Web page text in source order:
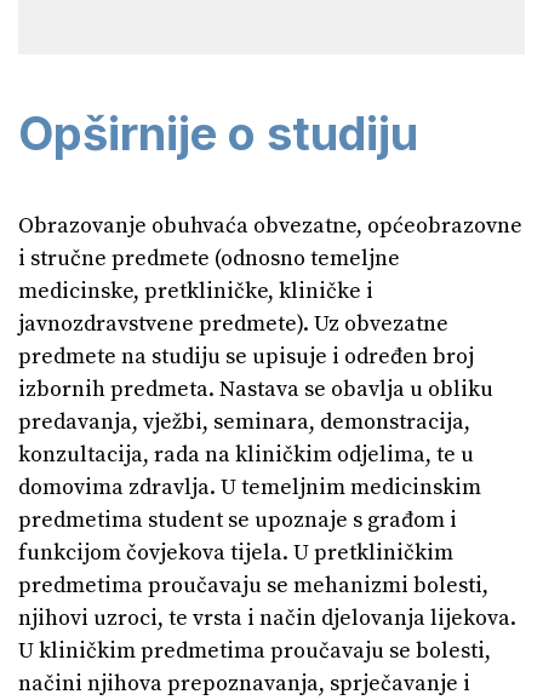
Opširnije o studiju
Obrazovanje obuhvaća obvezatne, općeobrazovne
i stručne predmete (odnosno temeljne
medicinske, pretkliničke, kliničke i
javnozdravstvene predmete). Uz obvezatne
predmete na studiju se upisuje i određen broj
izbornih predmeta. Nastava se obavlja u obliku
predavanja, vježbi, seminara, demonstracija,
konzultacija, rada na kliničkim odjelima, te u
domovima zdravlja. U temeljnim medicinskim
predmetima student se upoznaje s građom i
funkcijom čovjekova tijela. U pretkliničkim
predmetima proučavaju se mehanizmi bolesti,
njihovi uzroci, te vrsta i način djelovanja lijekova.
U kliničkim predmetima proučavaju se bolesti,
načini njihova prepoznavanja, sprječavanje i